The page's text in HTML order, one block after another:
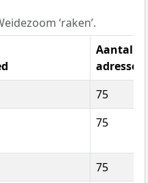
‘raken’.
Aantal
adressen
75
75
75